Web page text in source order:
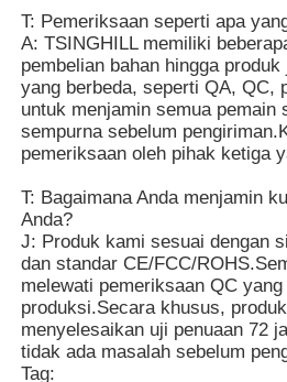
T: Pemeriksaan seperti apa
A: TSINGHILL memiliki
pembelian bahan hingga
yang berbeda, seperti QA, QC,
untuk menjamin semua pemain
sempurna sebelum
pemeriksaan oleh pihak ketiga
T: Bagaimana Anda menjamin
Anda?
J: Produk kami sesuai dengan
dan standar CE/FCC/
melewati pemeriksaan QC
produksi.Secara khusus,
menyelesaikan uji penuaan 72
tidak ada masalah sebelum
Tag: